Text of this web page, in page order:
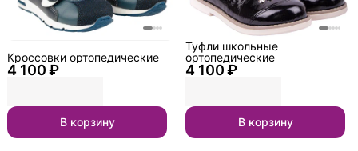
4 100 ₽
Кроссовки ортопедические
В корзину
4 100 ₽
Туфли школьные
ортопедические
В корзину